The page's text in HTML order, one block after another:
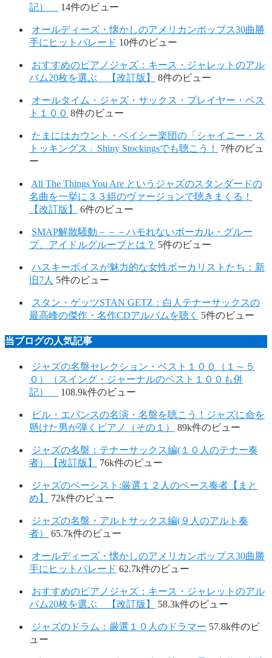
記）
14件のビュー
オールディーズ・懐かしのアメリカンポップス30曲勝
手にヒットパレード 10件のビュー
おすすめのピアノジャズ：キース・ジャレットのアル
バム20枚を選ぶ 【改訂版】
8件のビュー
オールタイム・ジャズ・サックス・プレイヤー・ベス
ト１００ 8件のビュー
たまにはカウント・ベイシー楽団の「シャイニー・ス
トッキングス」Shiny Stockingsでも聴こう！
7件のビュ
ー
All The Things You Are というジャズのスタンダードの
名曲を一挙に３３組のヴァージョンで聴きまくる！
【改訂版】
6件のビュー
SMAP解散騒動－－－ハモれないボーカル・グルー
プ、アイドルグループとは？ 5件のビュー
ハスキーボイスが魅力的な女性ボーカリストたち：新
旧7人 5件のビュー
スタン・ゲッツSTAN GETZ：白人テナーサックスの
最高峰の傑作・名作CDアルバムを聴く
5件のビュー
当ブログの人気記事
ジャズの名盤セレクション・ベスト１００（１～５
０）（スイング・ジャーナルのベスト１００も併
記）
108.9k件のビュー
ビル・エバンスの名演・名盤を聴こう！ジャズに命を
懸けた男が弾くピアノ（その１）
89k件のビュー
ジャズの名盤：テナーサックス編(１０人のテナー奏
者）【改訂版】
76k件のビュー
ジャズのベーシスト:厳選１２人のベース奏者【まと
め】
72k件のビュー
ジャズの名盤・アルトサックス編(９人のアルト奏
者）
65.7k件のビュー
オールディーズ・懐かしのアメリカンポップス30曲勝
手にヒットパレード 62.7k件のビュー
おすすめのピアノジャズ：キース・ジャレットのアル
バム20枚を選ぶ 【改訂版】
58.3k件のビュー
ジャズのドラム：厳選１０人のドラマー 57.8k件のビ
ュー